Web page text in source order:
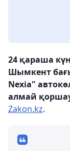
24 қараша
Шымкент
Nexia"
алмай
Zakon.kz.